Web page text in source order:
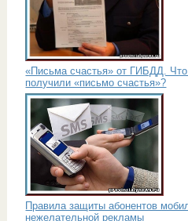
«Письма счастья» от ГИБДД.
получили «письмо счастья»?
Правила защиты абонентов
нежелательной рекламы